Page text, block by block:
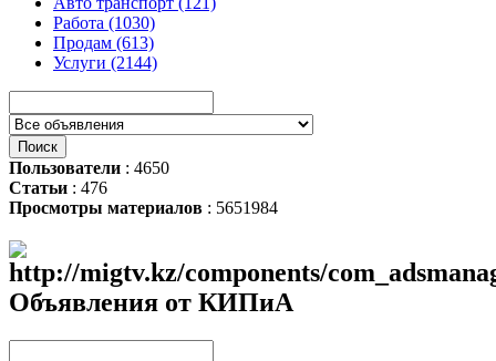
Работа (1030)
Продам (613)
Услуги (2144)
Пользователи : 4650
Статьи : 476
Просмотры материалов : 5651984
Объявления от КИПиА